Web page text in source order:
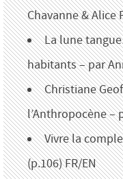
Chavanne & Alice
La lune
habitants – par
Christiane
l’Anthropocène –
Vivre la
(p.106) FR/EN